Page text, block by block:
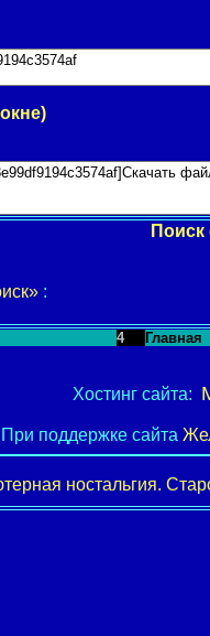
:
4 Главная
Хостинг сайта:
При поддержке сайта
ностальгия.